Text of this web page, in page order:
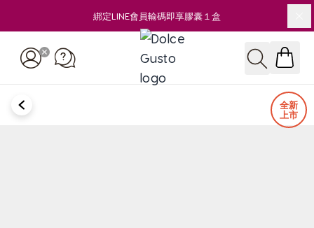
綁定LINE會員輸碼即享膠囊１盒
搜尋
BACK
全新
上市